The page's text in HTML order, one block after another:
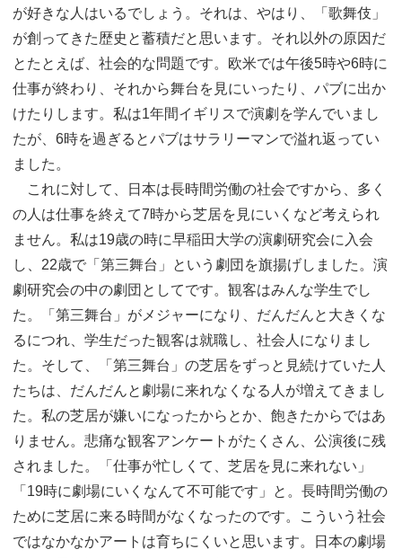
が好きな人はいるでしょう。それは、やはり、「歌舞伎」
が創ってきた歴史と蓄積だと思います。それ以外の原因だ
とたとえば、社会的な問題です。欧米では午後5時や6時に
仕事が終わり、それから舞台を見にいったり、パブに出か
けたりします。私は1年間イギリスで演劇を学んでいまし
たが、6時を過ぎるとパブはサラリーマンで溢れ返ってい
ました。
これに対して、日本は長時間労働の社会ですから、多く
の人は仕事を終えて7時から芝居を見にいくなど考えられ
ません。私は19歳の時に早稲田大学の演劇研究会に入会
し、22歳で「第三舞台」という劇団を旗揚げしました。演
劇研究会の中の劇団としてです。観客はみんな学生でし
た。「第三舞台」がメジャーになり、だんだんと大きくな
るにつれ、学生だった観客は就職し、社会人になりまし
た。そして、「第三舞台」の芝居をずっと見続けていた人
たちは、だんだんと劇場に来れなくなる人が増えてきまし
た。私の芝居が嫌いになったからとか、飽きたからではあ
りません。悲痛な観客アンケートがたくさん、公演後に残
されました。「仕事が忙しくて、芝居を見に来れない」
「19時に劇場にいくなんて不可能です」と。長時間労働の
ために芝居に来る時間がなくなったのです。こういう社会
ではなかなかアートは育ちにくいと思います。日本の劇場